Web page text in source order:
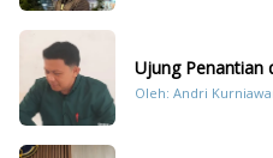
Ujung Penantian
Oleh: Andri